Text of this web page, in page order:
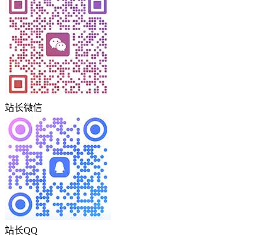
站长微信
站长QQ